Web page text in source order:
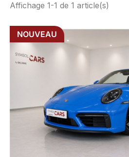
Affichage 1-1 de 1 article(s)
NOUVEAU